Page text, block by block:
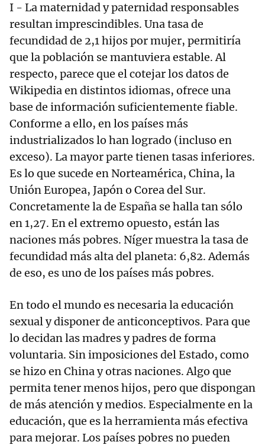
I - La maternidad y paternidad responsables
resultan imprescindibles. Una tasa de
fecundidad de 2,1 hijos por mujer, permitiría
que la población se mantuviera estable. Al
respecto, parece que el cotejar los datos de
Wikipedia en distintos idiomas, ofrece una
base de información suficientemente fiable.
Conforme a ello, en los países más
industrializados lo han logrado (incluso en
exceso). La mayor parte tienen tasas inferiores.
Es lo que sucede en Norteamérica, China, la
Unión Europea, Japón o Corea del Sur.
Concretamente la de España se halla tan sólo
en 1,27. En el extremo opuesto, están las
naciones más pobres. Níger muestra la tasa de
fecundidad más alta del planeta: 6,82. Además
de eso, es uno de los países más pobres.
En todo el mundo es necesaria la educación
sexual y disponer de anticonceptivos. Para que
lo decidan las madres y padres de forma
voluntaria. Sin imposiciones del Estado, como
se hizo en China y otras naciones. Algo que
permita tener menos hijos, pero que dispongan
de más atención y medios. Especialmente en la
educación, que es la herramienta más efectiva
para mejorar. Los países pobres no pueden